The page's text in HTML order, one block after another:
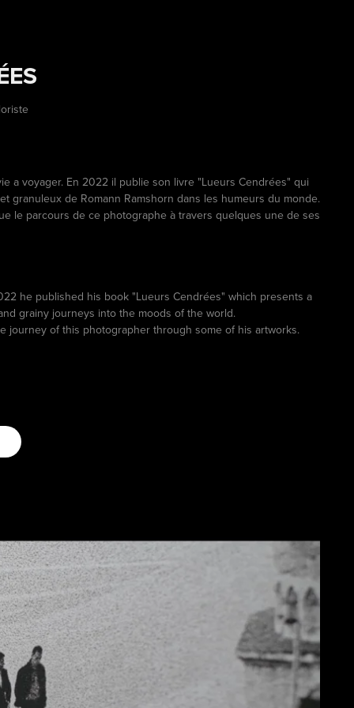
a voyager. En 2022 il publie son livre "Lueurs Cendrées" qui
granuleux de Romann Ramshorn dans les humeurs du monde.
le parcours de ce photographe à travers quelques une de ses
he published his book "Lueurs Cendrées" which presents a
grainy journeys into the moods of the world.
journey of this photographer through some of his artworks.